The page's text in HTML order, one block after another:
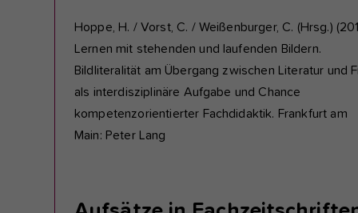
Hoppe, H. / Vorst, C. / Weißenburger, C. (Hrsg.)
Lernen mit stehenden und laufenden Bildern.
Bildliteralität am Übergang zwischen Literatur und
als interdisziplinäre Aufgabe und Chance
kompetenzorientierter Fachdidaktik. Frankfurt am
Main: Peter Lang